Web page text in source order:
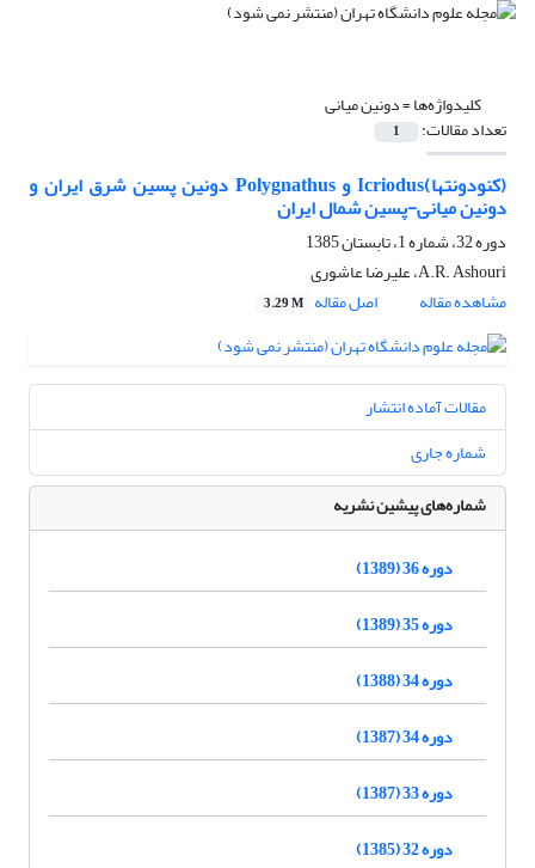
کلیدواژه‌ها =دونین میانی
تعداد مقالات: 1
(کنودونتها)Icriodus و Polygnathus دونین پسین شرق ایران و
دونین میانی-پسین شمال ایران
دوره 32، شماره 1، تابستان 1385
A.R. Ashouri، علیرضا عاشوری
مشاهده مقاله
اصل مقاله 3.29 M
مقالات آماده انتشار
شماره جاری
شماره‌های پیشین نشریه
دوره 36 (1389)
دوره 35 (1389)
دوره 34 (1388)
دوره 34 (1387)
دوره 33 (1387)
دوره 32 (1385)